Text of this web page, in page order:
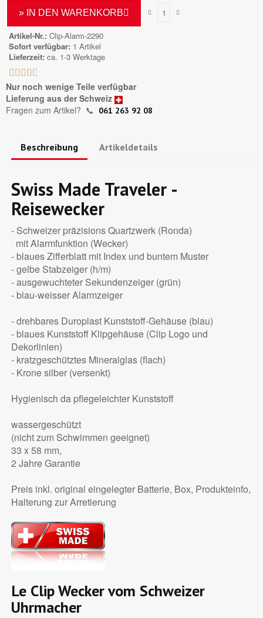
» IN DEN WARENKORB
Artikel-Nr. Clip-Alarm-2290
Sofort verfügbar 1 Artikel
Lieferzeit ca. 1-3 Werktage
    
Nur noch wenige Teile verfügbar
Lieferung aus der Schweiz
Fragen zum Artikel? 📞 061 263 92 08
Beschreibung Artikeldetails
Swiss Made Traveler -
Reisewecker
- Schweizer präzisions Quartzwerk (Ronda)
mit Alarmfunktion (Wecker)
- blaues Zifferblatt mit Index und buntem Muster
- gelbe Stabzeiger (h/m)
- ausgewuchteter Sekundenzeiger (grün)
- blau-weisser Alarmzeiger
- drehbares Duroplast Kunststoff-Gehäuse (blau)
- blaues Kunststoff Klipgehäuse (Clip Logo und
Dekorlinien)
- kratzgeschütztes Mineralglas (flach)
- Krone silber (versenkt)
Hygienisch da pflegeleichter Kunststoff
wassergeschützt
(nicht zum Schwimmen geeignet)
33 x 58 mm,
2 Jahre Garantie
Preis inkl. original eingelegter Batterie, Box, Produkteinfo,
Halterung zur Arretierung
Le Clip Wecker vom Schweizer
Uhrmacher